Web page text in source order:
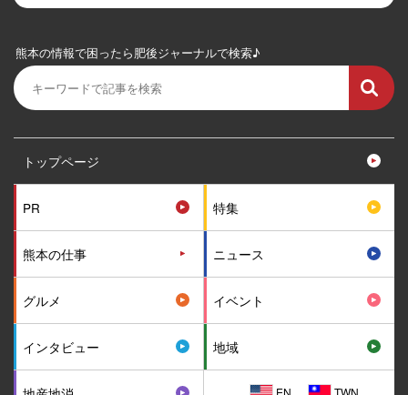
熊本の情報で困ったら肥後ジャーナルで検索♪
トップページ
PR 特集
熊本の仕事 ニュース
グルメ イベント
インタビュー 地域
EN TWN